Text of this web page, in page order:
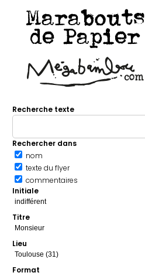
Marabouts
de Papier
Recherche texte
Rechercher dans
nom
texte du flyer
commentaires
Initiale
Titre
Lieu
Format